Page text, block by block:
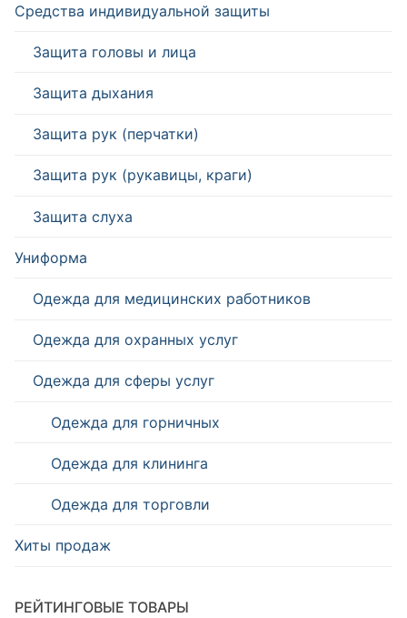
Средства индивидуальной защиты
Защита головы и лица
Защита дыхания
Защита рук (перчатки)
Защита рук (рукавицы, краги)
Защита слуха
Униформа
Одежда для медицинских работников
Одежда для охранных услуг
Одежда для сферы услуг
Одежда для горничных
Одежда для клининга
Одежда для торговли
Хиты продаж
РЕЙТИНГОВЫЕ ТОВАРЫ